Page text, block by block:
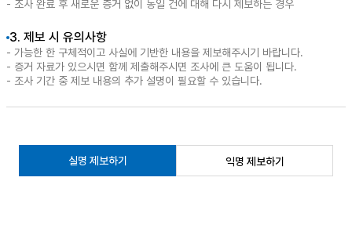
- 조사 완료 후 새로운 증거 없이 동일 건에 대해 다시 제보하는 경우
3. 제보 시 유의사항
- 가능한 한 구체적이고 사실에 기반한 내용을 제보해주시기 바랍니다.
- 증거 자료가 있으시면 함께 제출해주시면 조사에 큰 도움이 됩니다.
- 조사 기간 중 제보 내용의 추가 설명이 필요할 수 있습니다.
실명 제보하기 익명 제보하기